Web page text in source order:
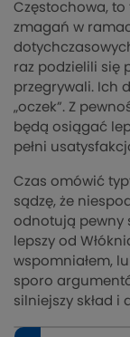
Częstochowa, to
zmagań w
raz podzielili się
przegrywali. Ich
„oczek”. Z
będą osiągać
pełni
Czas omówić
sądzę, że
odnotują pewny
lepszy od
wspomniałem,
sporo
silniejszy skład